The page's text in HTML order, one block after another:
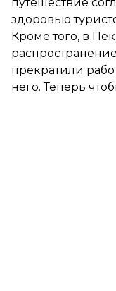
здоровью
Кроме того, в
прекратили
него. Теперь